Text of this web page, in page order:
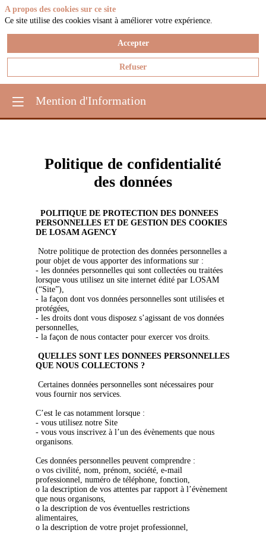
Mention d'Information
Politique de confidentialité
des données
POLITIQUE DE PROTECTION DES DONNEES
PERSONNELLES ET DE GESTION DES COOKIES
DE LOSAM AGENCY
Notre politique de protection des données personnelles a
pour objet de vous apporter des informations sur :
- les données personnelles qui sont collectées ou traitées
lorsque vous utilisez un site internet édité par LOSAM
(“Site”),
- la façon dont vos données personnelles sont utilisées et
protégées,
- les droits dont vous disposez s’agissant de vos données
personnelles,
- la façon de nous contacter pour exercer vos droits.
QUELLES SONT LES DONNEES PERSONNELLES
QUE NOUS COLLECTONS ?
Certaines données personnelles sont nécessaires pour
vous fournir nos services.
C’est le cas notamment lorsque :
- vous utilisez notre Site
- vous vous inscrivez à l’un des évènements que nous
organisons.
Ces données personnelles peuvent comprendre :
o vos civilité, nom, prénom, société, e-mail
professionnel, numéro de téléphone, fonction,
o la description de vos attentes par rapport à l’évènement
que nous organisons,
o la description de vos éventuelles restrictions
alimentaires,
o la description de votre projet professionnel,
A propos des cookies sur ce site
Ce site utilise des cookies visant à améliorer votre expérience.
Accepter
Refuser